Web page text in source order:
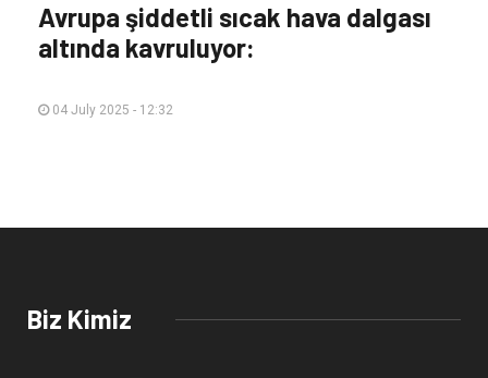
Avrupa şiddetli sıcak hava dalgası
altında kavruluyor:
04 July 2025 - 12:32
Biz Kimiz